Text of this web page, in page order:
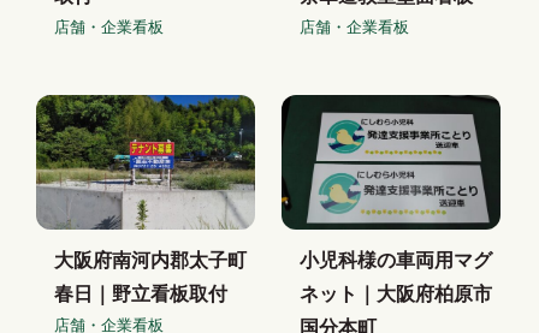
店舗・企業看板 店舗・企業看板
大阪府南河内郡太子町
春日｜野立看板取付
店舗・企業看板
小児科様の車両用マグ
ネット｜大阪府柏原市
国分本町